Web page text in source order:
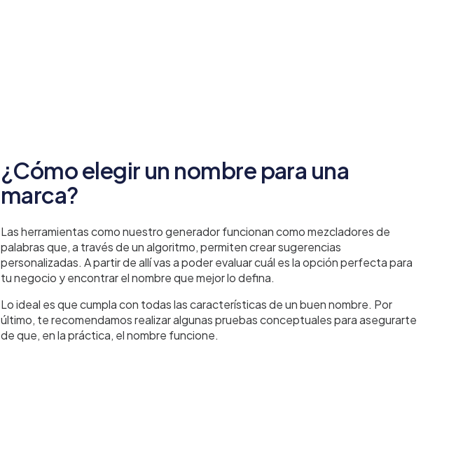
¿Cómo elegir un nombre para una
marca?
Las herramientas como nuestro generador funcionan como mezcladores de
palabras que, a través de un algoritmo, permiten crear sugerencias
personalizadas. A partir de allí vas a poder evaluar cuál es la opción perfecta para
tu negocio y encontrar el nombre que mejor lo defina.
Lo ideal es que cumpla con todas las características de un buen nombre. Por
último, te recomendamos realizar algunas pruebas conceptuales para asegurarte
de que, en la práctica, el nombre funcione.